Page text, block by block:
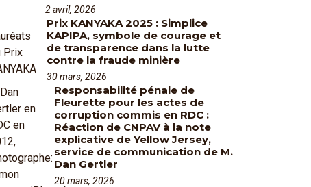
2 avril, 2026
Prix KANYAKA 2025 : Simplice
KAPIPA, symbole de courage et
de transparence dans la lutte
contre la fraude minière
30 mars, 2026
Responsabilité pénale de
Fleurette pour les actes de
corruption commis en RDC :
Réaction de CNPAV à la note
explicative de Yellow Jersey,
service de communication de M.
Dan Gertler
20 mars, 2026